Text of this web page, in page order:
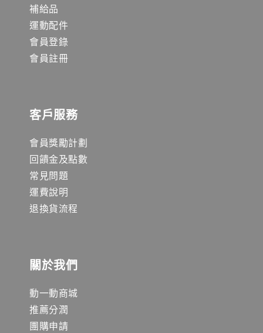
補給品
運動配件
會員登錄
會員註冊
客戶服務
會員獎勵計劃
回饋金及點數
常見問題
運費說明
退換貨流程
關於我們
動一動商城
推薦分潤
團購申請